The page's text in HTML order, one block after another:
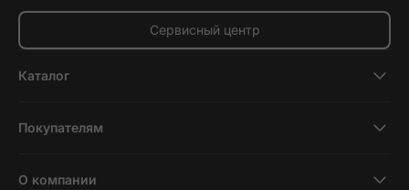
Сервисный центр
Каталог
Планшеты
Покупателям
О компании